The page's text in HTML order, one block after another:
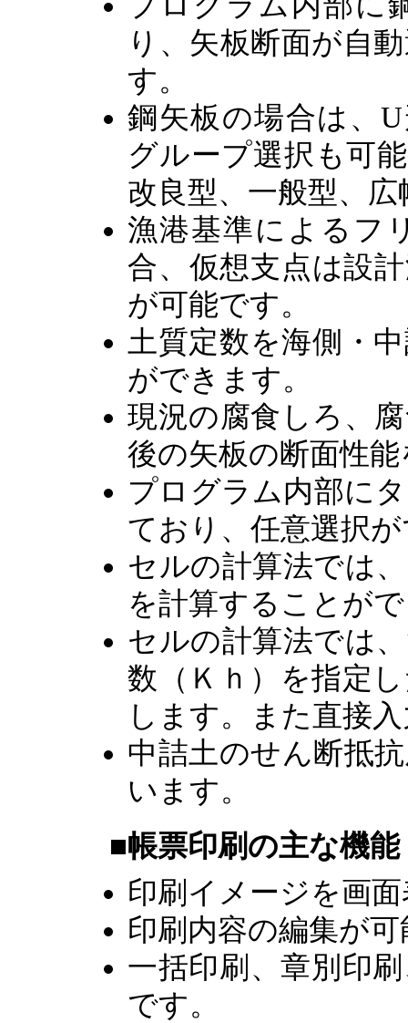
り、矢板断面が自
す。
鋼矢板の場合は、
グループ選択も可
改良型、一般型、
漁港基準によるフ
合、仮想支点は設
が可能です。
土質定数を海側・
ができます。
現況の腐食しろ、
後の矢板の断面性
プログラム内部に
ており、任意選択
セルの計算法では
を計算することが
セルの計算法では
数（Ｋｈ）を指定
します。また直接
中詰土のせん断抵
います。
■帳票印刷の主な機能
印刷イメージを画
印刷内容の編集が
一括印刷、章別印
です。